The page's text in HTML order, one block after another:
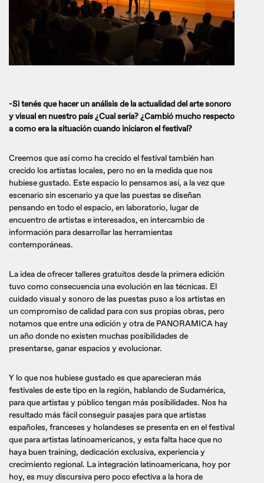
-Si tenés que hacer un análisis de la actualidad del arte sonoro
y visual en nuestro país ¿Cual sería? ¿Cambió mucho respecto
a como era la situación cuando iniciaron el festival?
Creemos que así como ha crecido el festival también han
crecido los artistas locales, pero no en la medida que nos
hubiese gustado. Este espacio lo pensamos así, a la vez que
escenario sin escenario ya que las puestas se diseñan
pensando en todo el espacio, en laboratorio, lugar de
encuentro de artistas e interesados, en intercambio de
información para desarrollar las herramientas
contemporáneas.
La idea de ofrecer talleres gratuitos desde la primera edición
tuvo como consecuencia una evolución en las técnicas. El
cuidado visual y sonoro de las puestas puso a los artistas en
un compromiso de calidad para con sus propias obras, pero
notamos que entre una edición y otra de PANORAMICA hay
un año donde no existen muchas posibilidades de
presentarse, ganar espacios y evolucionar.
Y lo que nos hubiese gustado es que aparecieran más
festivales de este tipo en la región, hablando de Sudamérica,
para que artistas y público tengan más posibilidades. Nos ha
resultado más fácil conseguir pasajes para que artistas
españoles, franceses y holandeses se presenta en en el festival
que para artistas latinoamericanos, y esta falta hace que no
haya buen training, dedicación exclusiva, experiencia y
crecimiento regional. La integración latinoamericana, hoy por
hoy, es muy discursiva pero poco efectiva a la hora de